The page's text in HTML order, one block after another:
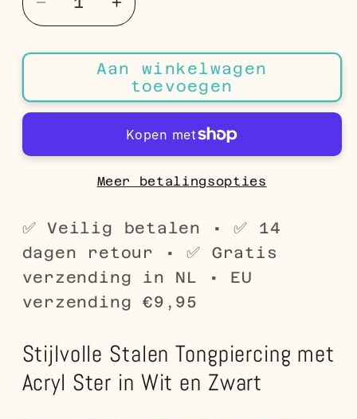
Aantal
verlagen
voor
Stijlvolle
Tongpiercing
Acryl
-
Witte
Sterren
Aantal
verhogen
voor
Stijlvolle
Tongpiercing
Acryl
Ster
-
Zwarte
Witte
Sterren
Aan winkelwagen
toevoegen
Meer betalingsopties
✅ Veilig betalen • ✅ 14
dagen retour • ✅ Gratis
verzending in NL • EU
verzending €9,95
Stijlvolle Stalen Tongpiercing met
Acryl Ster in Wit en Zwart